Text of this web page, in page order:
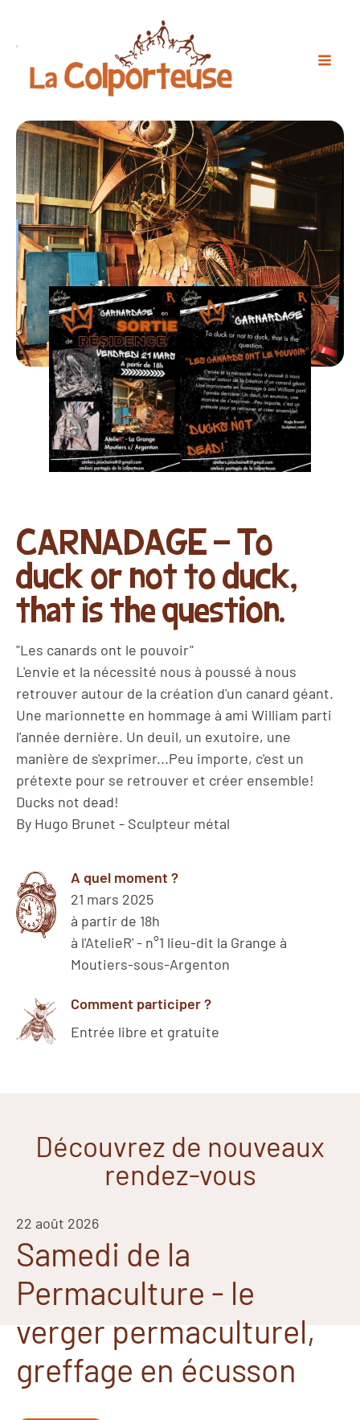
CARNADAGE - To
duck or not to duck,
that is the question.
"Les canards ont le pouvoir"
L'envie et la nécessité nous à poussé à nous
retrouver autour de la création d'un canard géant.
Une marionnette en hommage à ami William parti
l'année dernière. Un deuil, un exutoire, une
manière de s'exprimer...Peu importe, c'est un
prétexte pour se retrouver et créer ensemble!
Ducks not dead!
By Hugo Brunet - Sculpteur métal
A quel moment ?
21 mars 2025
à partir de 18h
à l'AtelieR' - n°1 lieu-dit la Grange à
Moutiers-sous-Argenton
Comment participer ?
Entrée libre et gratuite
Découvrez de nouveaux
rendez-vous
22 août 2026
Samedi de la
Permaculture - le
verger permaculturel,
greffage en écusson